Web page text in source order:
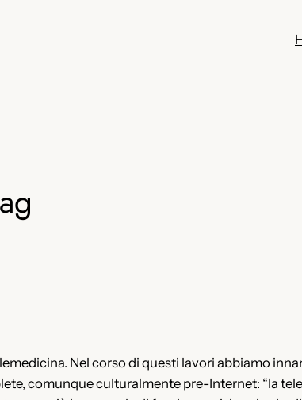
Nel corso di questi lavori abbiamo
comunque culturalmente pre-Internet: “la